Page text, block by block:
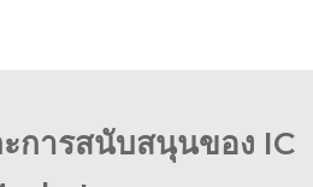
การสนับสนุนของ IC